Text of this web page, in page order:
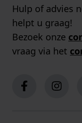
Hulp of advies
helpt u graag!
Bezoek onze
vraag via het